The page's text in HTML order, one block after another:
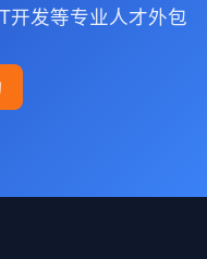
开发等专业人才外包